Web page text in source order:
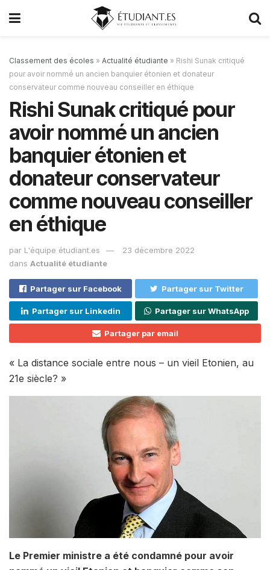
Classement des écoles » Actualité étudiante » Rishi Sunak critiqué
pour avoir nommé un ancien banquier étonien et donateur
conservateur comme nouveau conseiller en éthique
Rishi Sunak critiqué pour
avoir nommé un ancien
banquier étonien et
donateur conservateur
comme nouveau conseiller
en éthique
par L'équipe étudiant.es
23 décembre 2022
dans Actualité étudiante
Partager sur Facebook Partager sur Twitter
Partager sur Linkedin Partager sur WhatsApp
Partager par email
« La distance sociale entre nous – un vieil Etonien, au
21e siècle? »
Le Premier ministre a été condamné pour avoir